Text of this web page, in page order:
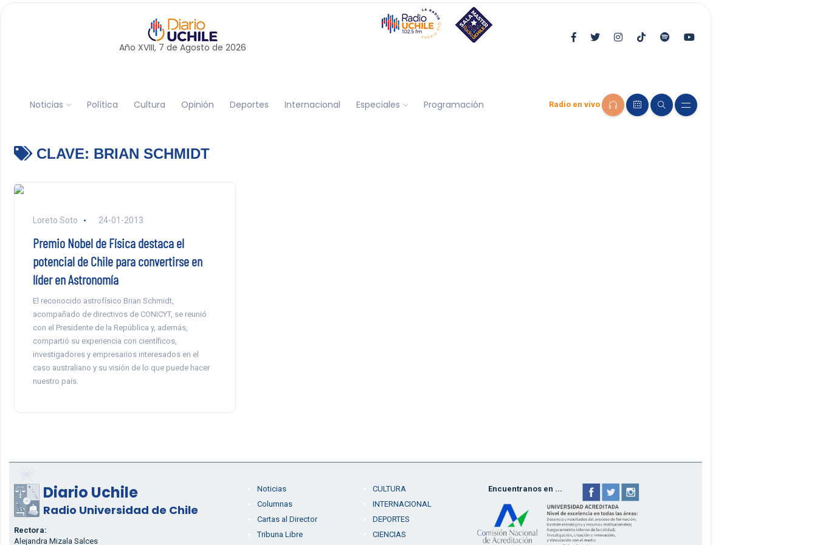
Año XVIII, 7 de Agosto de 2026
Noticias Política Cultura Opinión Deportes Internacional Especiales Programación Radio en vivo
CLAVE: BRIAN SCHMIDT
Loreto Soto 24-01-2013
Premio Nobel de Física destaca el
potencial de Chile para convertirse en
líder en Astronomía
El reconocido astrofísico Brian Schmidt,
acompañado de directivos de CONICYT, se reunió
con el Presidente de la República y, además,
compartió su experiencia con científicos,
investigadores y empresarios interesados en el
caso australiano y su visión de lo que puede hacer
nuestro país.
Diario Uchile
Radio Universidad de Chile
Rectora:
Alejandra Mizala Salces
Noticias
Columnas
Cartas al Director
Tribuna Libre
CULTURA
INTERNACIONAL
DEPORTES
CIENCIAS
Encuentranos en ...